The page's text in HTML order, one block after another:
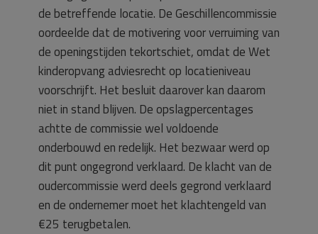
de betreffende locatie. De Geschillencommissie
oordeelde dat de motivering voor verruiming van
de openingstijden tekortschiet, omdat de Wet
kinderopvang adviesrecht op locatieniveau
voorschrijft. Het besluit daarover kan daarom
niet in stand blijven. De opslagpercentages
achtte de commissie wel voldoende
onderbouwd en redelijk. Het bezwaar werd op
dit punt ongegrond verklaard. De klacht van de
oudercommissie werd deels gegrond verklaard
en de ondernemer moet het klachtengeld van
€25 terugbetalen.